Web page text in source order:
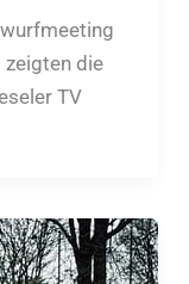
zeigten die
TV